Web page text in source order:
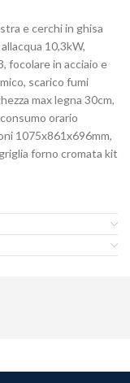
e cerchi in ghisa
10,3kW,
focolare in acciaio e
scarico fumi
max legna 30cm,
orario
1075x861x696mm,
forno cromata kit